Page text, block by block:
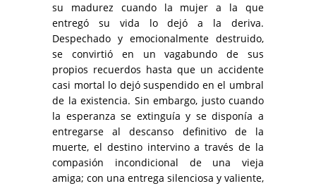
su madurez cuando la mujer a la que
entregó su vida lo dejó a la deriva.
Despechado y emocionalmente destruido,
se convirtió en un vagabundo de sus
propios recuerdos hasta que un accidente
casi mortal lo dejó suspendido en el umbral
de la existencia. Sin embargo, justo cuando
la esperanza se extinguía y se disponía a
entregarse al descanso definitivo de la
muerte, el destino intervino a través de la
compasión incondicional de una vieja
amiga; con una entrega silenciosa y valiente,